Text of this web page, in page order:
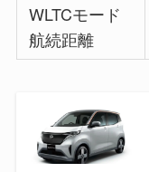
WLTCモード
航続距離